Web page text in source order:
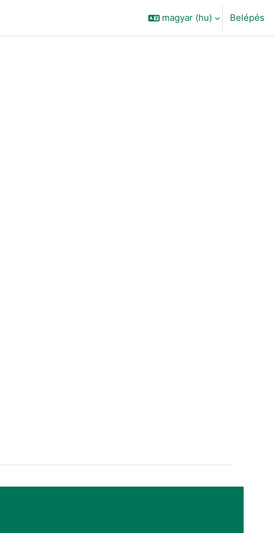
magyar ‎(hu)‎ Belépés